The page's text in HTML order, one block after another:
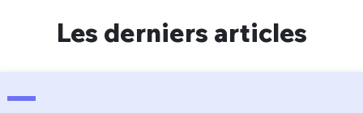
Les derniers articles